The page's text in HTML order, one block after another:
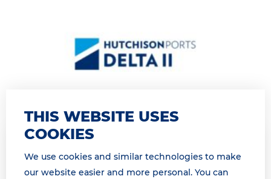
GATE GESLOTEN OP DINSDAG 31
THIS WEBSITE USES
COOKIES
We use cookies and similar technologies to make
our website easier and more personal. You can